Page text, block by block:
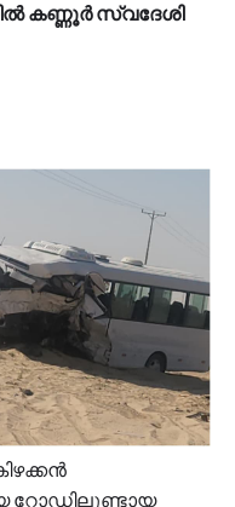
കണ്ണൂർ സ്വദേശി
റോഡിലുണ്ടായ